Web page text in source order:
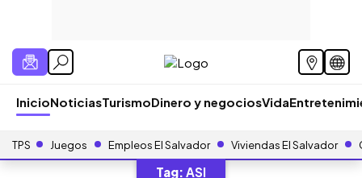
InicioNoticiasTurismoDinero y negociosVida
TPS Juegos Empleos El Salvador Viviendas El Salvador
Tag: ASI